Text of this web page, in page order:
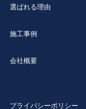
選ばれる理由
施工事例
会社概要
プライバシーポリシー